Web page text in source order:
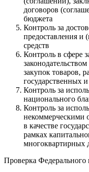
договоров
бюджета
Контроль за
предоставления и
средств
Контроль в сфере
закупок товаров,
государственных
Контроль за
национального
Контроль за
некоммерческими
в качестве
рамках
многоквартирных
Проверка Федерального